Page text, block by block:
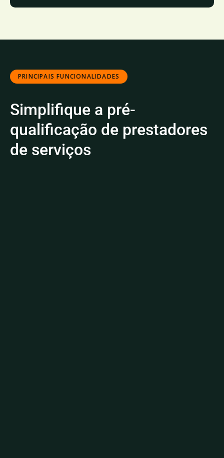
PRINCIPAIS FUNCIONALIDADES
Simplifique a pré-
qualificação de prestadores
de serviços